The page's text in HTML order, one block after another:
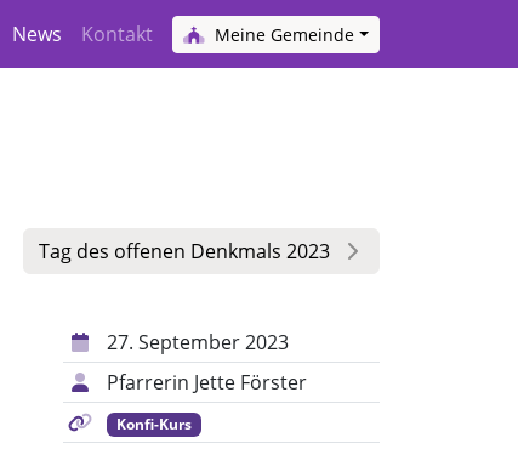
News Kontakt Meine Gemeinde
Tag des offenen Denkmals 2023
27. September 2023
Pfarrerin Jette Förster
Konfi-Kurs